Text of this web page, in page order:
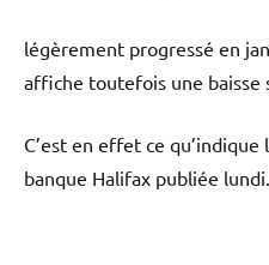
légèrement progressé en
affiche toutefois une baisse
C’est en effet ce
banque Halifax publiée lundi.